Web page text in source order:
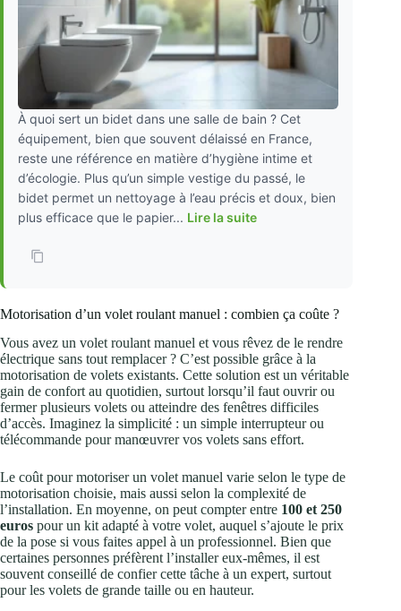
À quoi sert un bidet dans une salle de bain ? Cet
équipement, bien que souvent délaissé en France,
reste une référence en matière d’hygiène intime et
d’écologie. Plus qu’un simple vestige du passé, le
bidet permet un nettoyage à l’eau précis et doux, bien
plus efficace que le papier... Lire la suite
Motorisation d’un volet roulant manuel : combien ça coûte ?
Vous avez un volet roulant manuel et vous rêvez de le rendre
électrique sans tout remplacer ? C’est possible grâce à la
motorisation de volets existants. Cette solution est un véritable
gain de confort au quotidien, surtout lorsqu’il faut ouvrir ou
fermer plusieurs volets ou atteindre des fenêtres difficiles
d’accès. Imaginez la simplicité : un simple interrupteur ou
télécommande pour manœuvrer vos volets sans effort.
Le coût pour motoriser un volet manuel varie selon le type de
motorisation choisie, mais aussi selon la complexité de
l’installation. En moyenne, on peut compter entre 100 et 250
euros pour un kit adapté à votre volet, auquel s’ajoute le prix
de la pose si vous faites appel à un professionnel. Bien que
certaines personnes préfèrent l’installer eux-mêmes, il est
souvent conseillé de confier cette tâche à un expert, surtout
pour les volets de grande taille ou en hauteur.